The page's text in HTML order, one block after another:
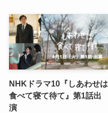
NHKドラマ10『しあわせは
食べて寝て待て』第1話出
演